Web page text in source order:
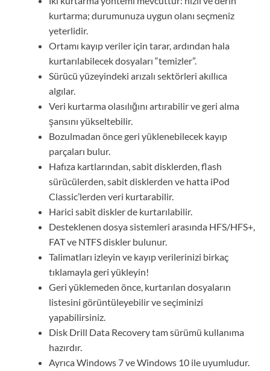
kurtarma; durumunuza uygun olanı seçmeniz
yeterlidir.
Ortamı kayıp veriler için tarar, ardından hala
kurtarılabilecek dosyaları “temizler”.
Sürücü yüzeyindeki arızalı sektörleri akıllıca
algılar.
Veri kurtarma olasılığını artırabilir ve geri alma
şansını yükseltebilir.
Bozulmadan önce geri yüklenebilecek kayıp
parçaları bulur.
Hafıza kartlarından, sabit disklerden, flash
sürücülerden, sabit disklerden ve hatta iPod
Classic’lerden veri kurtarabilir.
Harici sabit diskler de kurtarılabilir.
Desteklenen dosya sistemleri arasında HFS/HFS+,
FAT ve NTFS diskler bulunur.
Talimatları izleyin ve kayıp verilerinizi birkaç
tıklamayla geri yükleyin!
Geri yüklemeden önce, kurtarılan dosyaların
listesini görüntüleyebilir ve seçiminizi
yapabilirsiniz.
Disk Drill Data Recovery tam sürümü kullanıma
hazırdır.
Ayrıca Windows 7 ve Windows 10 ile uyumludur.